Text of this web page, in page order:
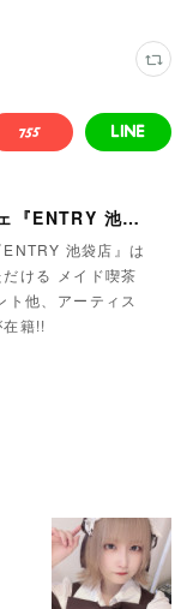
カジュアルメイドカフェ『ENTRY 池袋店』
池袋店』は
ける メイド喫茶
他、アーティス
在籍!!